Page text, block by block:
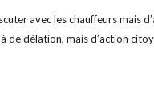
avec les chauffeurs mais
de délation, mais d’action